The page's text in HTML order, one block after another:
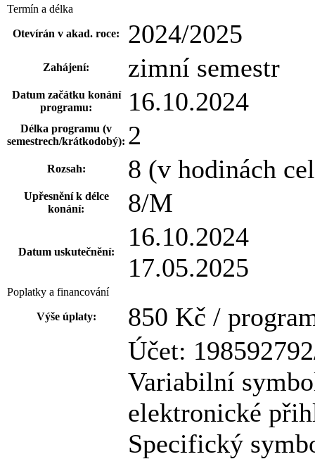
Termín a délka
Otevírán v akad. roce: 2024/2025
Zahájení: zimní semestr
Datum začátku konání
programu:
16.10.2024
Délka programu (v
semestrech/krátkodobý): 2
Rozsah: 8 (v hodinách
Upřesnění k délce
konání:
8/M
Datum uskutečnění:
16.10.2024
17.05.2025
Poplatky a financování
Výše úplaty: 850 Kč /
Účet:
Variabilní
elektronické
Specifický